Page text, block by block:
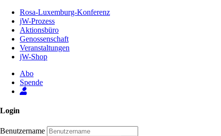
Inhalt
Seite
Rosa-Luxemburg-Konferenz
jW-Prozess
Aktionsbüro
Genossenschaft
Veranstaltungen
jW-Shop
Abo
Spende
Login
Benutzername